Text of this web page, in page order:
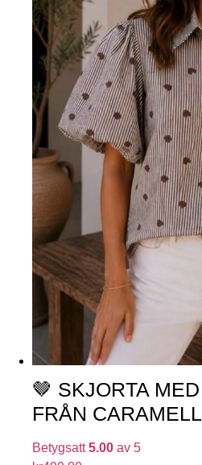
🤎 SKJORTA
FRÅN
Betygsatt5.00 av 5